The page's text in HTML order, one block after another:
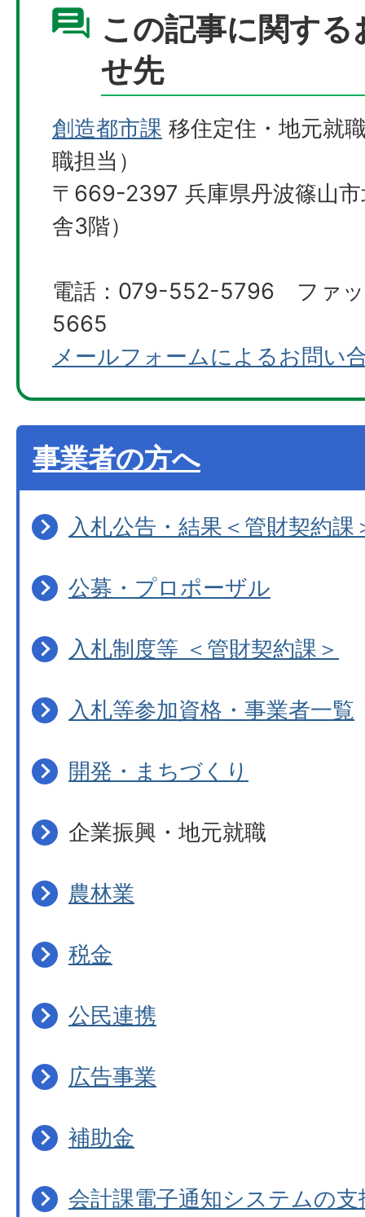
この記事に関する
せ先
創造都市課 移住定住・地元就
職担当）
〒669-2397 兵庫県丹波篠山
舎3階）
電話：079-552-5796 ファ
5665
メールフォームによるお問い
事業者の方へ
入札公告・結果＜管財契約課
公募・プロポーザル
入札制度等 ＜管財契約課＞
入札等参加資格・事業者一覧
開発・まちづくり
企業振興・地元就職
農林業
税金
公民連携
広告事業
補助金
会計課電子通知システムの支